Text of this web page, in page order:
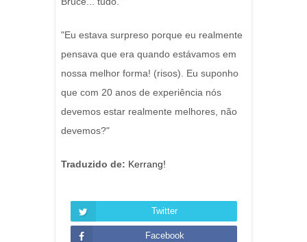
"Eu estava surpreso porque eu realmente
pensava que era quando estávamos em
nossa melhor forma! (risos). Eu suponho
que com 20 anos de experiência nós
devemos estar realmente melhores, não
devemos?"
Traduzido de: Kerrang!
Twitter
Facebook